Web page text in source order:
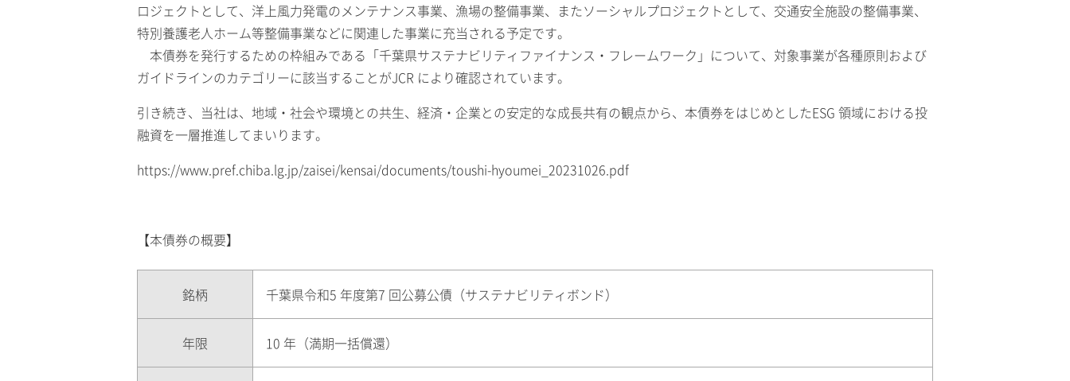
ロジェクトとして、洋上風力発電のメンテナンス事業、漁場の整備事業、またソーシャルプロジェクトとして、交通安全施設の整備事業、
特別養護老人ホーム等整備事業などに関連した事業に充当される予定です。
本債券を発行するための枠組みである「千葉県サステナビリティファイナンス・フレームワーク」について、対象事業が各種原則および
ガイドラインのカテゴリーに該当することがJCR により確認されています。
引き続き、当社は、地域・社会や環境との共生、経済・企業との安定的な成長共有の観点から、本債券をはじめとしたESG 領域における投
融資を一層推進してまいります。
https://www.pref.chiba.lg.jp/zaisei/kensai/documents/toushi-hyoumei_20231026.pdf
【本債券の概要】
銘柄 千葉県令和5 年度第7 回公募公債（サステナビリティボンド）
年限 10 年（満期一括償還）